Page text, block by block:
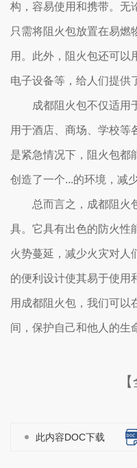
构，容易使用和携带。无
只需将阻火包放置在易燃
用。此外，阻火包还可以
电子设备等，给人们提供
成都阻火包不仅适用
用于酒店、商场、学校等
是紧急情况下，阻火包都
创造了一个...的环境，减
总而言之，成都阻火
具。它具有出色的防火性
火势蔓延，减少火灾对人
的便利设计使其易于使用
用成都阻火包，我们可以
间，保护自己和他人的生
此内容DOC下载